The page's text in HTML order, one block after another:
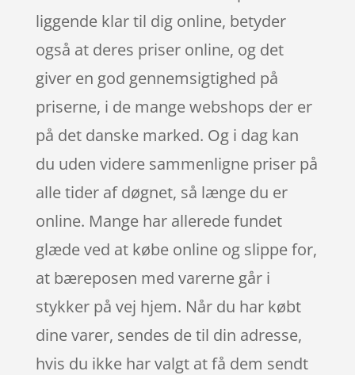
liggende klar til dig online, betyder
også at deres priser online, og det
giver en god gennemsigtighed på
priserne, i de mange webshops der er
på det danske marked. Og i dag kan
du uden videre sammenligne priser på
alle tider af døgnet, så længe du er
online. Mange har allerede fundet
glæde ved at købe online og slippe for,
at bæreposen med varerne går i
stykker på vej hjem. Når du har købt
dine varer, sendes de til din adresse,
hvis du ikke har valgt at få dem sendt